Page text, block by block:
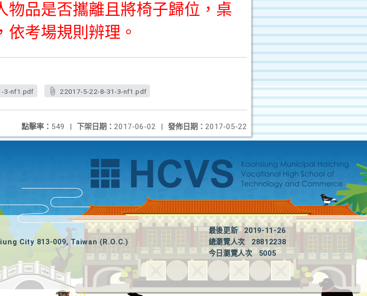
物品是否攜離且將椅子歸位，桌
考場規則辨理。
3-nf1.pdf 22017-5-22-8-31-3-nf1.pdf
發佈日期： 2017-05-22
下架日期： 2017-06-02 |
點擊率： 549 |
City 813-009, Taiwan (R.O.C.)
最後更新
2019-11-26
總瀏覽人次
28812238
今日瀏覽人次
5005